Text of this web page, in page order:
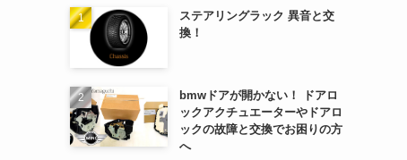
ステアリングラック 異音と交
換！
bmwドアが開かない！ ドアロ
ックアクチュエーターやドアロ
ックの故障と交換でお困りの方
へ